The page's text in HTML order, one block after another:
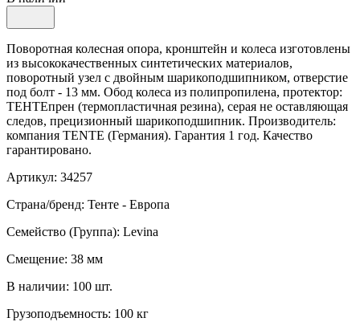
Поворотная колесная опора, кронштейн и колеса изготовлены
из высококачественных синтетических материалов,
поворотный узел с двойным шарикоподшипником, отверстие
под болт - 13 мм. Обод колеса из полипропилена, протектор:
ТЕНТЕпрен (термопластичная резина), серая не оставляющая
следов, прецизионный шарикоподшипник. Производитель:
компания TENTE (Германия). Гарантия 1 год. Качество
гарантировано.
Артикул: 34257
Страна/бренд: Тенте - Европа
Семейство (Группа): Levina
Смещение: 38 мм
В наличии: 100 шт.
Грузоподъемность: 100 кг